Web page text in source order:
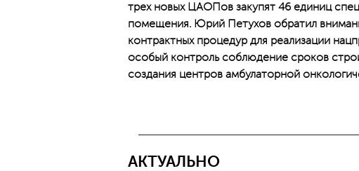
трех новых ЦАОПов закупят 46 единиц
помещения. Юрий Петухов обратил
контрактных процедур для реализации
особый контроль соблюдение сроков
создания центров амбулаторной
АКТУАЛЬНО